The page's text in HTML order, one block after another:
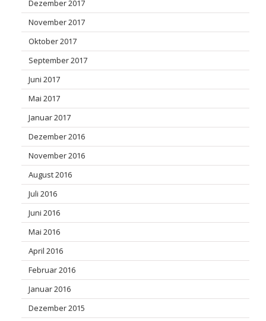
Dezember 2017
November 2017
Oktober 2017
September 2017
Juni 2017
Mai 2017
Januar 2017
Dezember 2016
November 2016
August 2016
Juli 2016
Juni 2016
Mai 2016
April 2016
Februar 2016
Januar 2016
Dezember 2015